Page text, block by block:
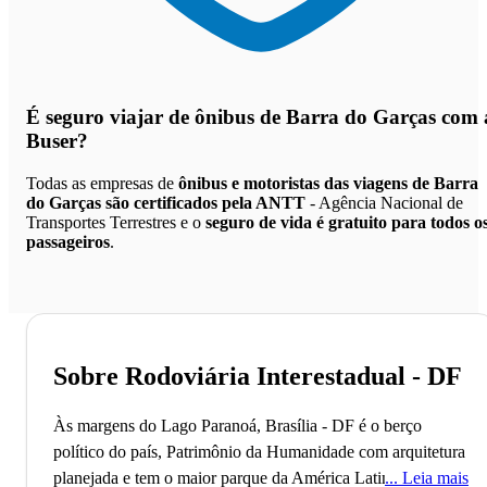
É seguro viajar de ônibus de Barra do Garças com
Buser?
Todas as empresas de ônibus e motoristas das viagens de Barra
do Garças são certificados pela ANTT - Agência Nacional de
Transportes Terrestres e o seguro de vida é gratuito para todos
passageiros.
Sobre Rodoviária Interestadual - DF
Às margens do Lago Paranoá, Brasília - DF é o berço
político do país, Patrimônio da Humanidade com arquitetura
planejada e tem o maior parque da América Latina. A cidade
Leia mais